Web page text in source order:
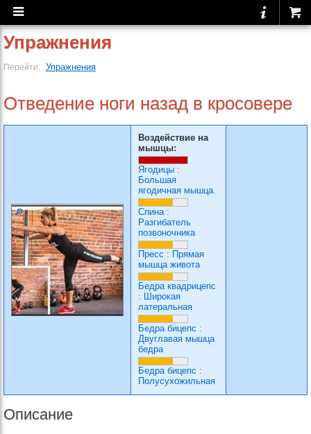
Упражнения
Перейти: Упражнения
Отведение ноги назад в кросовере
Воздействие на
мышцы:
Ягодицы :
Большая
ягодичная мышца.
Спина:
Разгибатель
позвоночника
Пресс : Прямая
мышца живота
Бедра квадрицепс
: Широкая
латеральная
Бедра бицепс :
Двуглавая мышца
бедра
Бедра бицепс :
Полусухожильная
Описание